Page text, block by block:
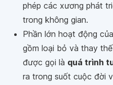
phép các xương phát
trong không gian.
Phần lớn hoạt động
gồm loại bỏ và thay
được gọi là quá trình
ra trong suốt cuộc đời